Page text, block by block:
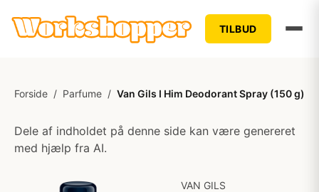
TILBUD
Forside / Parfume / Van Gils I Him Deodorant Spray (150 g)
Dele af indholdet på denne side kan være genereret
med hjælp fra AI.
VAN GILS